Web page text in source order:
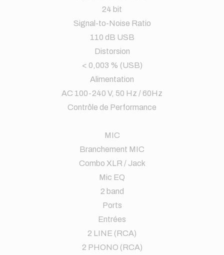
24 bit
Signal-to-Noise Ratio
110 dB USB
Distorsion
< 0,003 % (USB)
Alimentation
AC 100-240 V, 50 Hz / 60Hz
Contrôle de Performance
MIC
Branchement MIC
Combo XLR / Jack
Mic EQ
2 band
Ports
Entrées
2 LINE (RCA)
2 PHONO (RCA)